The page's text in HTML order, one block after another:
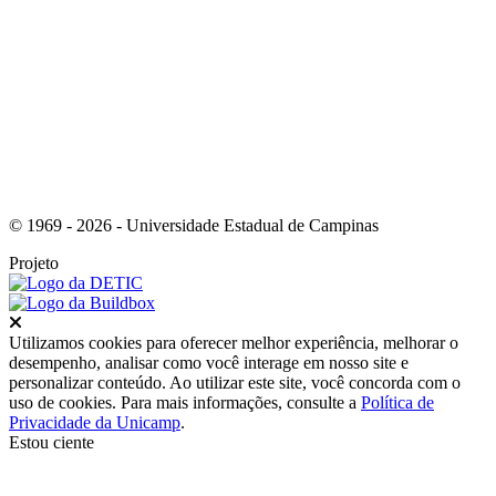
© 1969 - 2026 - Universidade Estadual de Campinas
Projeto
Utilizamos cookies para oferecer melhor experiência, melhorar o
desempenho, analisar como você interage em nosso site e
personalizar conteúdo. Ao utilizar este site, você concorda com o
uso de cookies. Para mais informações, consulte a Política de
Privacidade da Unicamp.
Estou ciente